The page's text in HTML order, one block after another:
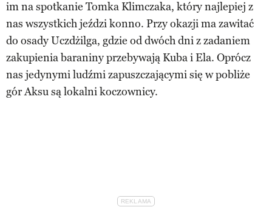
im na spotkanie Tomka Klimczaka, który najlepiej z
nas wszystkich jeździ konno. Przy okazji ma zawitać
do osady Uczdżilga, gdzie od dwóch dni z zadaniem
zakupienia baraniny przebywają Kuba i Ela. Oprócz
nas jedynymi ludźmi zapuszczającymi się w pobliże
gór Aksu są lokalni koczownicy.